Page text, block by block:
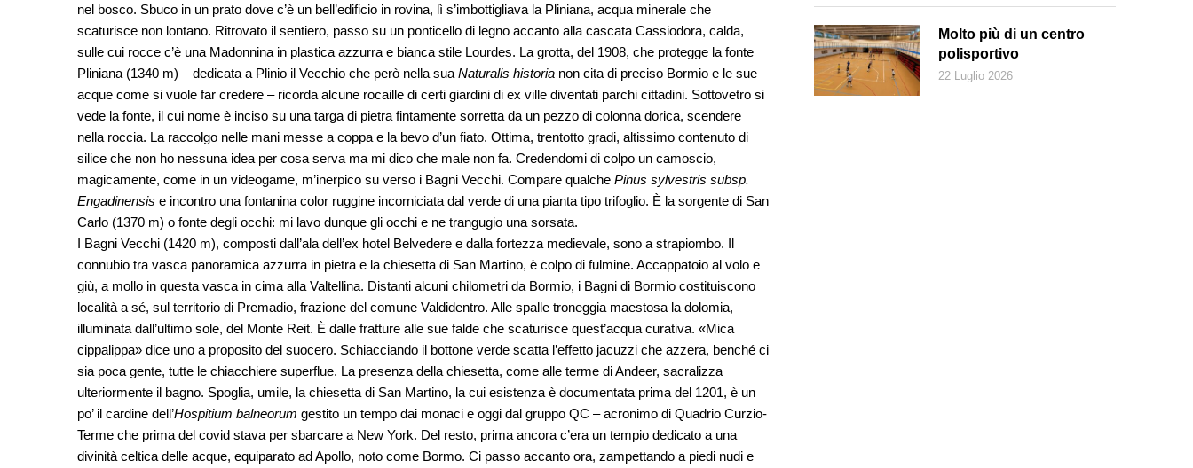
nel bosco. Sbuco in un prato dove c’è un bell’edificio in rovina, lì s’imbottigliava la Pliniana, acqua minerale che
scaturisce non lontano. Ritrovato il sentiero, passo su un ponticello di legno accanto alla cascata Cassiodora, calda,
sulle cui rocce c’è una Madonnina in plastica azzurra e bianca stile Lourdes. La grotta, del 1908, che protegge la fonte
Pliniana (1340 m) – dedicata a Plinio il Vecchio che però nella sua Naturalis historia non cita di preciso Bormio e le sue
acque come si vuole far credere – ricorda alcune rocaille di certi giardini di ex ville diventati parchi cittadini. Sottovetro si
vede la fonte, il cui nome è inciso su una targa di pietra fintamente sorretta da un pezzo di colonna dorica, scendere
nella roccia. La raccolgo nelle mani messe a coppa e la bevo d’un fiato. Ottima, trentotto gradi, altissimo contenuto di
silice che non ho nessuna idea per cosa serva ma mi dico che male non fa. Credendomi di colpo un camoscio,
magicamente, come in un videogame, m’inerpico su verso i Bagni Vecchi. Compare qualche Pinus sylvestris subsp.
Engadinensis e incontro una fontanina color ruggine incorniciata dal verde di una pianta tipo trifoglio. È la sorgente di San
Carlo (1370 m) o fonte degli occhi: mi lavo dunque gli occhi e ne trangugio una sorsata.
I Bagni Vecchi (1420 m), composti dall’ala dell’ex hotel Belvedere e dalla fortezza medievale, sono a strapiombo. Il
connubio tra vasca panoramica azzurra in pietra e la chiesetta di San Martino, è colpo di fulmine. Accappatoio al volo e
giù, a mollo in questa vasca in cima alla Valtellina. Distanti alcuni chilometri da Bormio, i Bagni di Bormio costituiscono
località a sé, sul territorio di Premadio, frazione del comune Valdidentro. Alle spalle troneggia maestosa la dolomia,
illuminata dall’ultimo sole, del Monte Reit. È dalle fratture alle sue falde che scaturisce quest’acqua curativa. «Mica
cippalippa» dice uno a proposito del suocero. Schiacciando il bottone verde scatta l’effetto jacuzzi che azzera, benché ci
sia poca gente, tutte le chiacchiere superflue. La presenza della chiesetta, come alle terme di Andeer, sacralizza
ulteriormente il bagno. Spoglia, umile, la chiesetta di San Martino, la cui esistenza è documentata prima del 1201, è un
po’ il cardine dell’Hospitium balneorum gestito un tempo dai monaci e oggi dal gruppo QC – acronimo di Quadrio Curzio-
Terme che prima del covid stava per sbarcare a New York. Del resto, prima ancora c’era un tempio dedicato a una
divinità celtica delle acque, equiparato ad Apollo, noto come Bormo. Ci passo accanto ora, zampettando a piedi nudi e
Molto più di un centro
polisportivo
22 Luglio 2026